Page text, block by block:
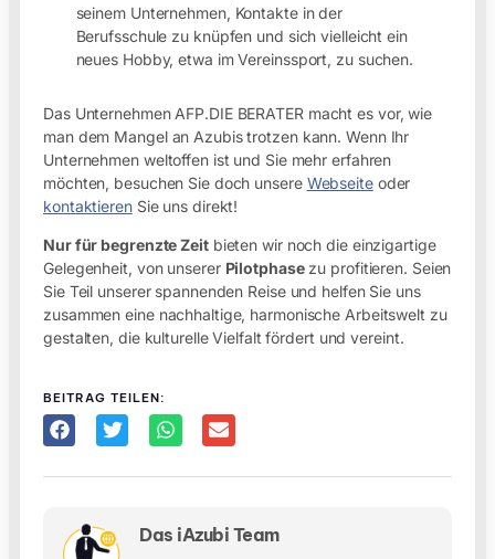
seinem Unternehmen, Kontakte in der
Berufsschule zu knüpfen und sich vielleicht ein
neues Hobby, etwa im Vereinssport, zu suchen.
Das Unternehmen AFP.DIE BERATER macht es vor, wie
man dem Mangel an Azubis trotzen kann. Wenn Ihr
Unternehmen weltoffen ist und Sie mehr erfahren
möchten, besuchen Sie doch unsere Webseiteoder
kontaktierenSie uns direkt!
Nur für begrenzte Zeitbieten wir noch die einzigartige
Gelegenheit, von unserer Pilotphasezu profitieren. Seien
Sie Teil unserer spannenden Reise und helfen Sie uns
zusammen eine nachhaltige, harmonische Arbeitswelt zu
gestalten, die kulturelle Vielfalt fördert und vereint.
BEITRAG TEILEN:
Das iAzubi Team